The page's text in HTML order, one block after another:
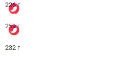
226 г
259 г
232 г